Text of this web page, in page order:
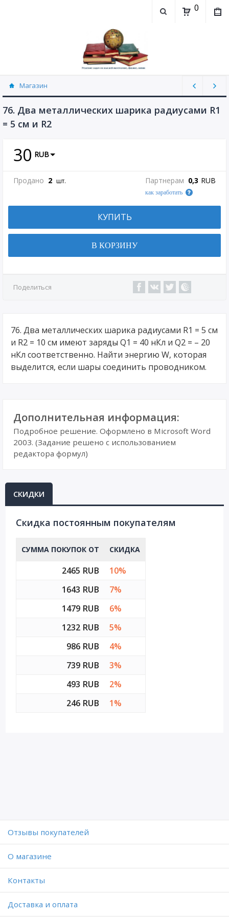
0
Магазин
Физика, химия (рассылаю Doc+PDF) (8689)
76. Два металлических шарика радиусами R1
= 5 см и R2
30 RUB
Продано 2 шт. Партнерам 0,3 RUB
как заработать
КУПИТЬ
В КОРЗИНУ
Поделиться
76. Два металлических шарика радиусами R1 = 5 см
и R2 = 10 см имеют заряды Q1 = 40 нКл и Q2 = – 20
нКл соответственно. Найти энергию W, которая
выделится, если шары соединить проводником.
Дополнительная информация:
Подробное решение. Оформлено в Microsoft Word
2003. (Задание решено с использованием
редактора формул)
СКИДКИ
Cкидка постоянным покупателям
СУММА ПОКУПОК ОТ СКИДКА
2465 RUB
10%
1643 RUB
7%
1479 RUB
6%
1232 RUB
5%
986 RUB
4%
739 RUB
3%
493 RUB
2%
246 RUB
1%
Отзывы покупателей
O магазине
Контакты
Доставка и оплата